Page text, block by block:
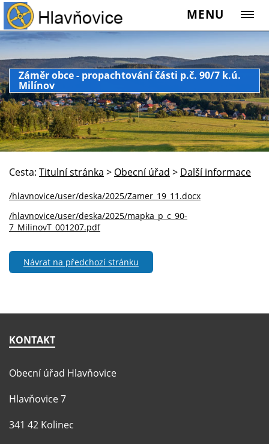
MENU
Záměr obce - propachtování části p.č. 90/7 k.ú.
Milínov
Cesta: Titulní stránka > Obecní úřad > Další informace
/hlavnovice/user/deska/2025/Zamer_19_11.docx
/hlavnovice/user/deska/2025/mapka_p_c_90-
7_MilinovT_001207.pdf
Návrat na předchozí stránku
KONTAKT
Obecní úřad Hlavňovice
Hlavňovice 7
341 42 Kolinec